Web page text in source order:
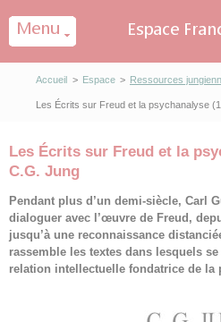
Accueil > Espace > Ressources
Les Écrits sur Freud et la psychanalyse
Les Écrits sur Freud et la
C.G. Jung
Pendant plus d’un demi-siècle, Carl
dialoguer avec l’œuvre de Freud,
jusqu’à une reconnaissance
rassemble les textes dans lesquels
relation intellectuelle fondatrice de la